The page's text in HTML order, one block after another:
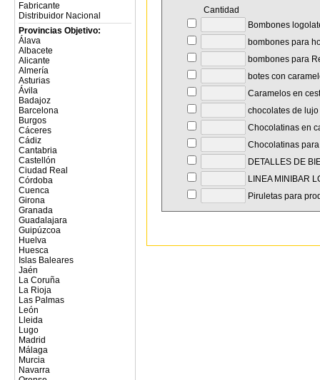
Fabricante
Distribuidor Nacional
Provincias Objetivo:
Álava
Albacete
Alicante
Almería
Asturias
Ávila
Badajoz
Barcelona
Burgos
Cáceres
Cádiz
Cantabria
Castellón
Ciudad Real
Córdoba
Cuenca
Girona
Granada
Guadalajara
Guipúzcoa
Huelva
Huesca
Islas Baleares
Jaén
La Coruña
La Rioja
Las Palmas
León
Lleida
Lugo
Madrid
Málaga
Murcia
Navarra
Cantidad
Bombones
bombones para
bombones para
botes con
Caramelos en
chocolates de
Chocolatinas en
Chocolatinas
DETALLES DE
LINEA MINIBAR
Piruletas para